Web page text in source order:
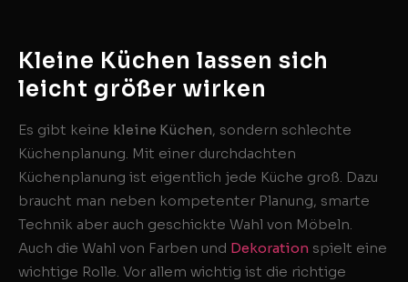
Kleine Küchen lassen sich
leicht größer wirken
Es gibt keine kleine Küchen, sondern schlechte
Küchenplanung. Mit einer durchdachten
Küchenplanung ist eigentlich jede Küche groß. Dazu
braucht man neben kompetenter Planung, smarte
Technik aber auch geschickte Wahl von Möbeln.
Auch die Wahl von Farben und Dekoration spielt eine
wichtige Rolle. Vor allem wichtig ist die richtige